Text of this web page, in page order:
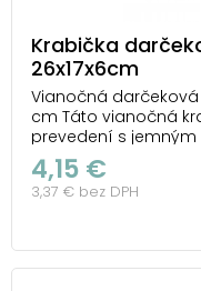
Krabička
26x17x6cm
Vianočná darčeková
cm Táto vianočná
prevedení s
vločiek, hviezd a
a veselý vzhľad.
ale aj krásne
4,15 €
3,37 € bez DPH